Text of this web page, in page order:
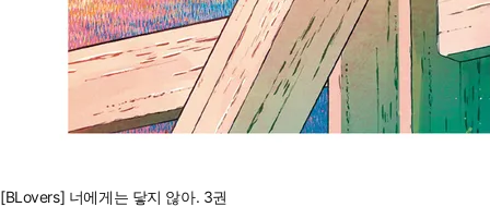
[BLovers] 너에게는 닿지 않아. 3권